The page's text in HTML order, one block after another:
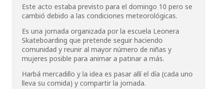
Este acto estaba previsto para el domingo 10 pero se
cambió debido a las condiciones meteorológicas.
Es una jornada organizada por la escuela Leonera
Skateboarding que pretende seguir haciendo
comunidad y reunir al mayor número de niñas y
mujeres posible para animar a patinar a más.
Harbá mercadillo y la idea es pasar allí el día (cada uno
lleva su comida) y compartir la jornada.